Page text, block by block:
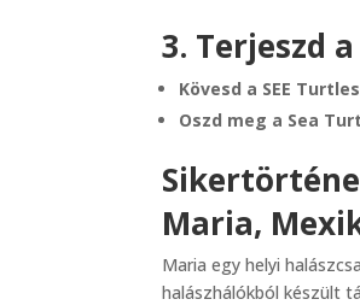
3. Terjeszd
Kövesd a SEE
Oszd meg a Sea
Maria,
Maria egy helyi
halászhálókból készült